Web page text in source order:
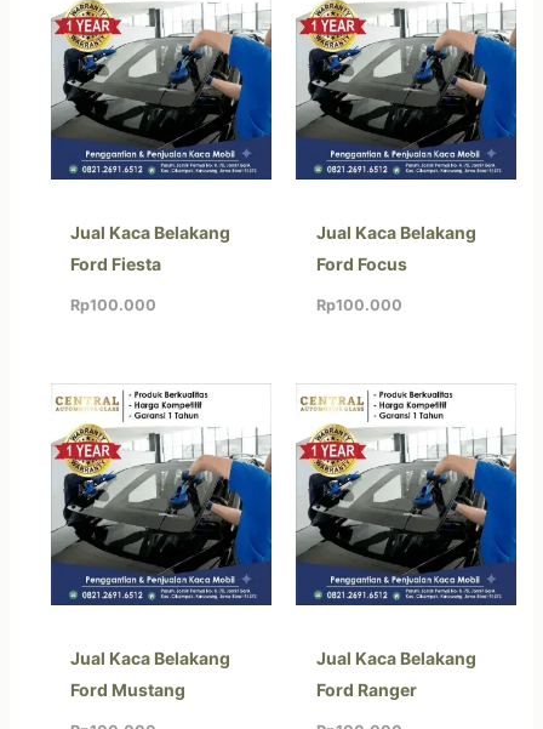
Jual Kaca Belakang
Ford Fiesta
Rp100.000
Jual Kaca Belakang
Ford Focus
Rp100.000
Jual Kaca Belakang
Ford Mustang
Jual Kaca Belakang
Ford Ranger